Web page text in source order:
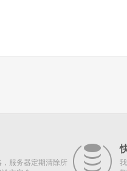
服务器定期清除所